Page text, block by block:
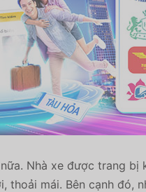
Nhà xe được trang bị
mái. Bên cạnh đó,